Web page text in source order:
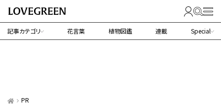
記事カテゴリ 花言葉 植物図鑑 連載 Special
PR